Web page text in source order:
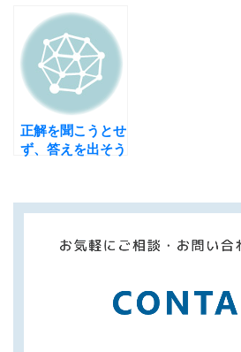
正解を聞こうとせ
ず、答えを出そう